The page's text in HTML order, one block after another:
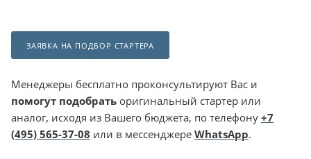
ЗАЯВКА НА ПОДБОР СТАРТЕРА
Менеджеры бесплатно проконсультируют Вас и
помогут подобрать оригинальный стартер или
аналог, исходя из Вашего бюджета, по телефону +7
(495) 565-37-08 или в мессенджере WhatsApp.